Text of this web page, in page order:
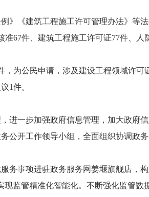
》《建筑工程施工许可管理办法》等
67件、建筑工程施工许可证77件、人
为公民申请，涉及建设工程领域许可
1件。
一步加强政府信息管理，加大政府
公开工作领导小组，全面组织协调政务
事项进驻政务服务网姜堰旗舰店，构
现监管精准化智能化。不断强化监管